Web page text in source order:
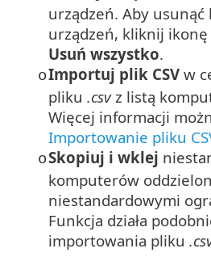
urządzeń. Aby
urządzeń, kliknij ikonę
Usuń wszystko.
oImportuj plik CSV w
pliku .csvz listą
Więcej informacji
Importowanie pliku
oSkopiuj i wklej
komputerów
niestandardowymi
Funkcja działa
importowania pliku